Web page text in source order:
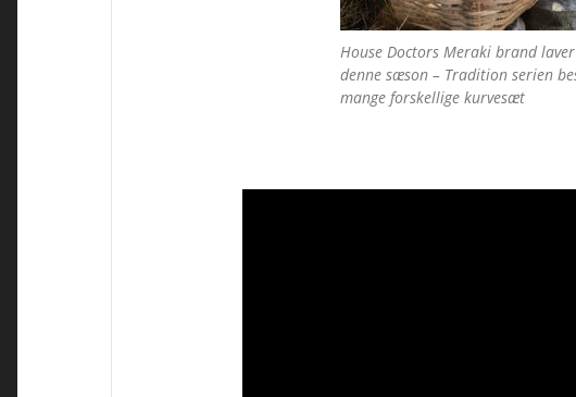
House Doctors Meraki brand
denne sæson – Tradition serien
mange forskellige kurvesæt